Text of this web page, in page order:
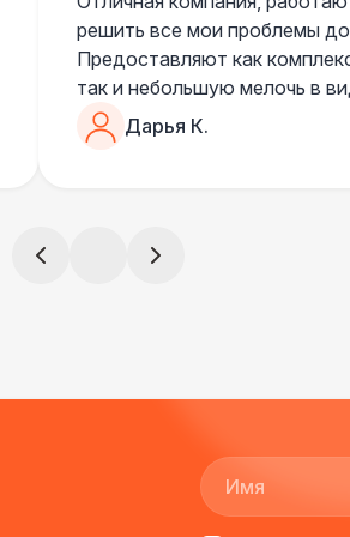
решить все мои проблемы
Предоставляют как
так и небольшую мелочь в
очень понимающий, честный
чем дополнить праздник.
Дарья К.